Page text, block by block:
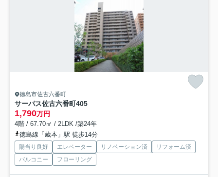
徳島市佐古六番町
サーパス佐古六番町405
1,790万円
4階 / 67.70㎡ / 2LDK /築24年
徳島線「蔵本」駅 徒歩14分
陽当り良好 エレベーター リノベーション済
リフォーム済
バルコニー
フローリング